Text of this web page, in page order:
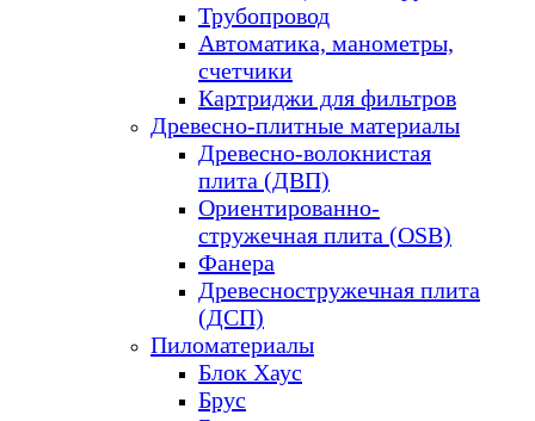
Трубопровод
Автоматика, манометры,
счетчики
Картриджи для фильтров
Древесно-плитные материалы
Древесно-волокнистая
плита (ДВП)
Ориентированно-
стружечная плита (OSB)
Фанера
Древесностружечная плита
(ДСП)
Пиломатериалы
Блок Хаус
Брус